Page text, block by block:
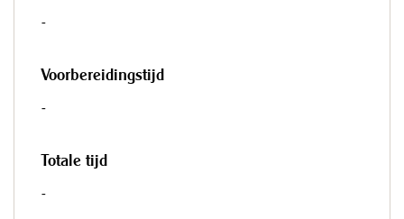
-
Voorbereidingstijd
-
Totale tijd
-